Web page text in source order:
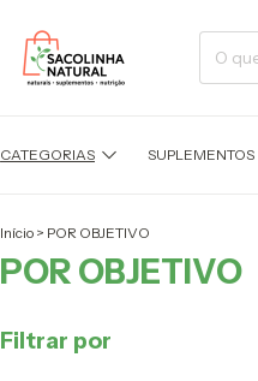
CATEGORIAS SUPLEMENTOS
Início > POR OBJETIVO
POR OBJETIVO
Filtrar por